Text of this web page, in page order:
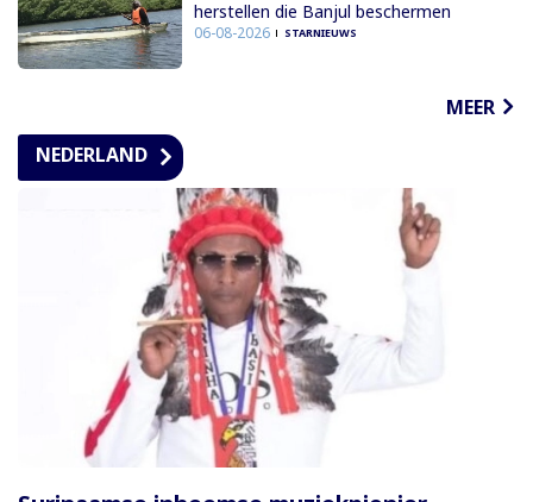
herstellen die Banjul beschermen
06-08-2026 STARNIEUWS
MEER
NEDERLAND